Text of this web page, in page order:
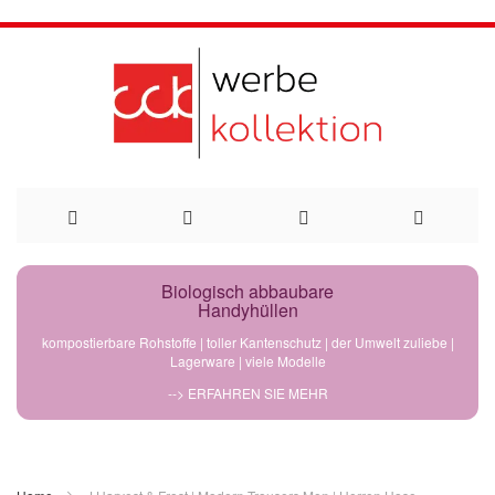
Direkt
Biologisch abbaubare
Handyhüllen
kompostierbare Rohstoffe | toller Kantenschutz | der Umwelt zuliebe |
Lagerware | viele Modelle
--> ERFAHREN SIE MEHR